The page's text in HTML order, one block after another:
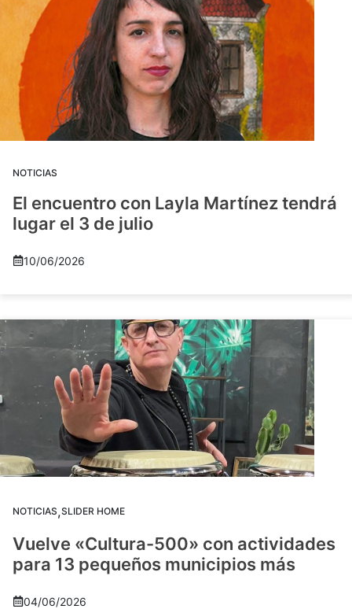
NOTICIAS
El encuentro con Layla Martínez tendrá
lugar el 3 de julio
10/06/2026
NOTICIAS,SLIDER HOME
Vuelve «Cultura-500» con actividades
para 13 pequeños municipios más
04/06/2026